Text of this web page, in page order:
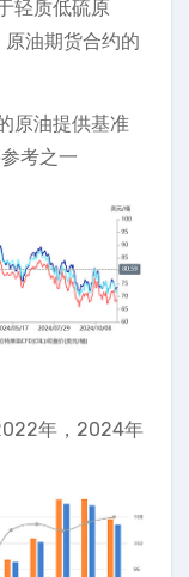
轻质低硫原
原油期货合约的
原油提供基准
考之一
年，2024年